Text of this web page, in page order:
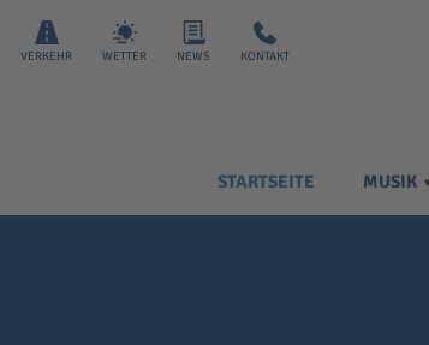
VERKEHR WETTER NEWS KONTAKT
STARTSEITE MUSIK